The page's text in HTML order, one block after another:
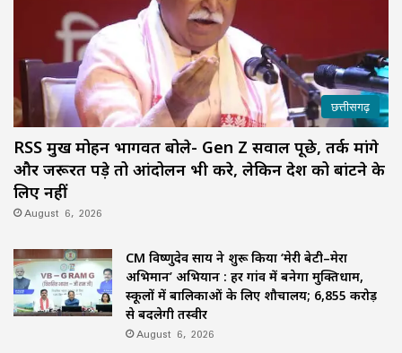
छत्तीसगढ़
RSS प्रमुख मोहन भागवत बोले- Gen Z सवाल पूछे, तर्क मांगे
और जरूरत पड़े तो आंदोलन भी करे, लेकिन देश को बांटने के
लिए नहीं
August 6, 2026
CM विष्णुदेव साय ने शुरू किया ‘मेरी बेटी–मेरा
अभिमान’ अभियान : हर गांव में बनेगा मुक्तिधाम,
स्कूलों में बालिकाओं के लिए शौचालय; 6,855 करोड़
से बदलेगी तस्वीर
August 6, 2026